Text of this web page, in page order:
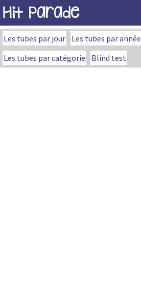
Hit Parade
Les tubes par jour Les tubes par année
Les tubes par catégorie
Blind test